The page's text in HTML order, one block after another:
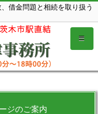
借金問題と相続を取り扱う
ジのご案内